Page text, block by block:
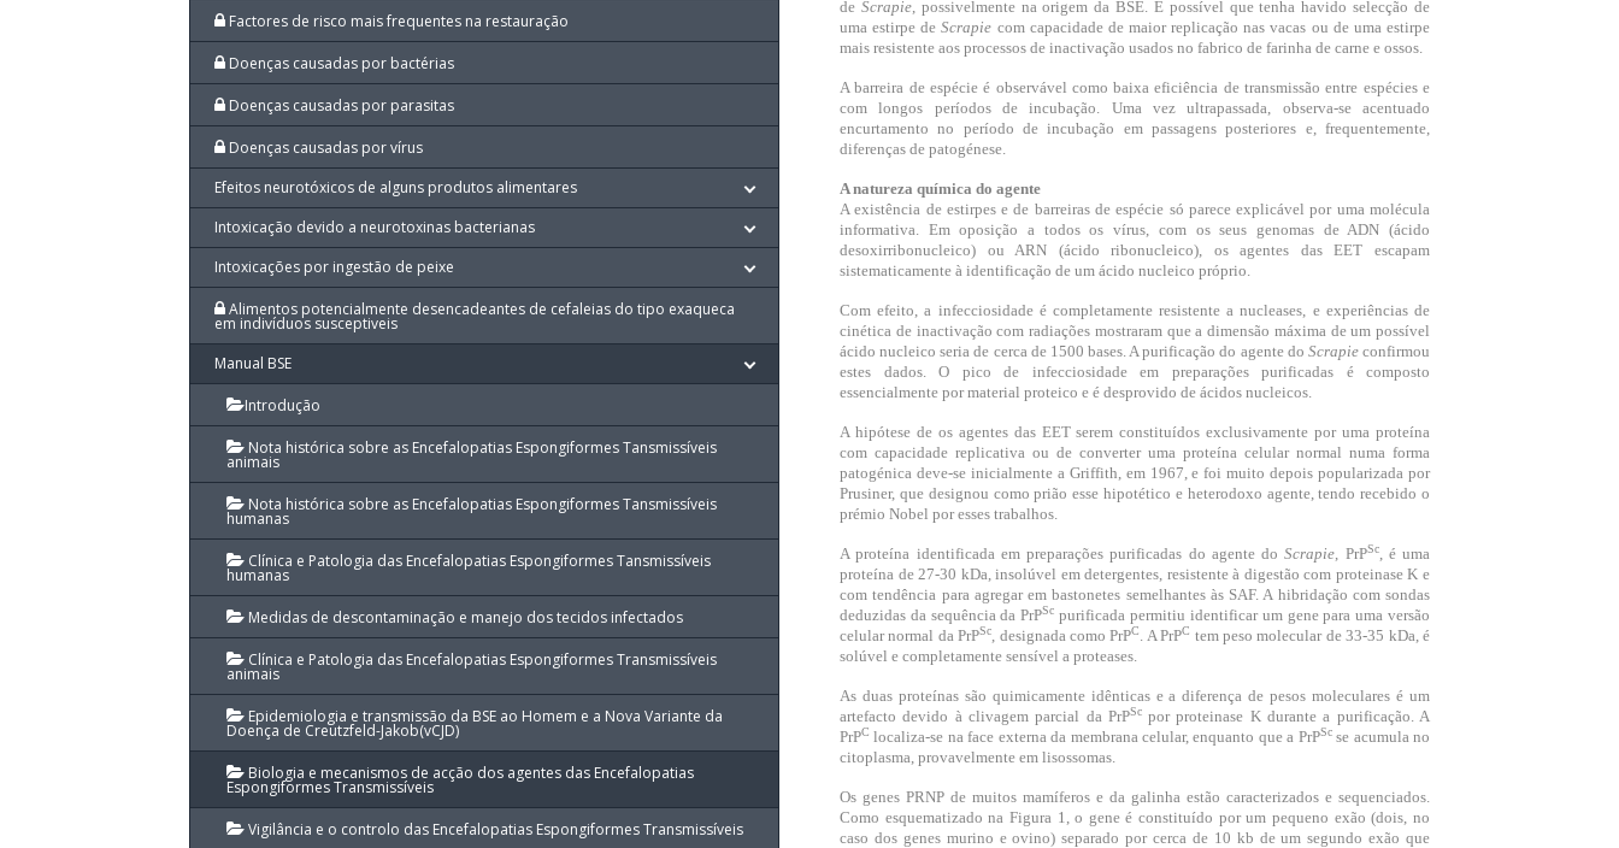
de Scrapie, possivelmente na origem da BSE. É possível que tenha havido selecção de
uma estirpe deScrapie com capacidade de maior replicação nas vacas ou de uma estirpe
mais resistente aos processos de inactivação usados no fabrico de farinha de carne e ossos.
A barreira de espécie é observável como baixa eficiência de transmissão entre espécies e
com longos períodos de incubação. Uma vez ultrapassada, observa-se acentuado
encurtamento no período de incubação em passagens posteriores e, frequentemente,
diferenças de patogénese.
A natureza química do agente
A existência de estirpes e de barreiras de espécie só parece explicável por uma molécula
informativa. Em oposição a todos os vírus, com os seus genomas de ADN (ácido
desoxirribonucleico) ou ARN (ácido ribonucleico), os agentes das EET escapam
sistematicamente à identificação de um ácido nucleico próprio.
Com efeito, a infecciosidade é completamente resistente a nucleases, e experiências de
cinética de inactivação com radiações mostraram que a dimensão máxima de um possível
ácido nucleico seria de cerca de 1500 bases. A purificação do agente do Scrapie confirmou
estes dados. O pico de infecciosidade em preparações purificadas é composto
essencialmente por material proteico e é desprovido de ácidos nucleicos.
A hipótese de os agentes das EET serem constituídos exclusivamente por uma proteína
com capacidade replicativa ou de converter uma proteína celular normal numa forma
patogénica deve-se inicialmente a Griffith, em 1967, e foi muito depois popularizada por
Prusiner, que designou como prião esse hipotético e heterodoxo agente, tendo recebido o
prémio Nobel por esses trabalhos.
A proteína identificada em preparações purificadas do agente doScrapie, PrPSc, é uma
proteína de 27-30 kDa, insolúvel em detergentes, resistente à digestão com proteinase K e
com tendência para agregar em bastonetes semelhantes às SAF. A hibridação com sondas
deduzidas da sequência da PrPSc purificada permitiu identificar um gene para uma versão
celular normal da PrPSc, designada como PrPC. A PrPC tem peso molecular de 33-35 kDa, é
solúvel e completamente sensível a proteases.
As duas proteínas são quimicamente idênticas e a diferença de pesos moleculares é um
artefacto devido à clivagem parcial da PrPSc por proteinase K durante a purificação. A
PrPC localiza-se na face externa da membrana celular, enquanto que a PrPSc se acumula no
citoplasma, provavelmente em lisossomas.
Os genes PRNP de muitos mamíferos e da galinha estão caracterizados e sequenciados.
Como esquematizado na Figura 1, o gene é constituído por um pequeno exão (dois, no
caso dos genes murino e ovino) separado por cerca de 10 kb de um segundo exão que
Factores de risco mais frequentes na restauração
Doenças causadas por bactérias
Doenças causadas por parasitas
Doenças causadas por vírus
Efeitos neurotóxicos de alguns produtos alimentares
Intoxicação devido a neurotoxinas bacterianas
Intoxicações por ingestão de peixe
Alimentos potencialmente desencadeantes de cefaleias do tipo exaqueca
em indivíduos susceptiveis
Manual BSE
Introdução
Nota histórica sobre as Encefalopatias Espongiformes Tansmissíveis
animais
Nota histórica sobre as Encefalopatias Espongiformes Tansmissíveis
humanas
Clínica e Patologia das Encefalopatias Espongiformes Tansmissíveis
humanas
Medidas de descontaminação e manejo dos tecidos infectados
Clínica e Patologia das Encefalopatias Espongiformes Transmissíveis
animais
Epidemiologia e transmissão da BSE ao Homem e a Nova Variante da
Doença de Creutzfeld-Jakob(vCJD)
Biologia e mecanismos de acção dos agentes das Encefalopatias
Espongiformes Transmissíveis
Vigilância e o controlo das Encefalopatias Espongiformes Transmissíveis